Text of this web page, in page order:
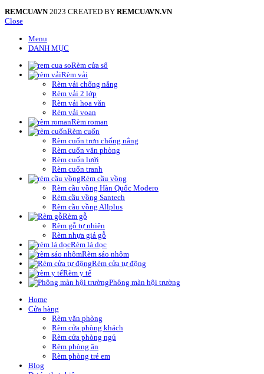
REMCUAVN 2023 CREATED BY REMCUAVN.VN
Close
Menu
DANH MỤC
Rèm cửa sổ
Rèm vải
Rèm vải chống nắng
Rèm vải 2 lớp
Rèm vải hoa văn
Rèm vải voan
Rèm roman
Rèm cuốn
Rèm cuốn trơn chống nắng
Rèm cuốn văn phòng
Rèm cuốn lưới
Rèm cuốn tranh
Rèm cầu vồng
Rèm cầu vồng Hàn Quốc Modero
Rèm cầu vồng Santech
Rèm cầu vồng Allplus
Rèm gỗ
Rèm gỗ tự nhiên
Rèm nhựa giả gỗ
Rèm lá dọc
Rèm sáo nhôm
Rèm cửa tự động
Rèm y tế
Phông màn hội trường
Home
Cửa hàng
Rèm văn phòng
Rèm cửa phòng khách
Rèm cửa phòng ngủ
Rèm phòng ăn
Rèm phòng trẻ em
Blog